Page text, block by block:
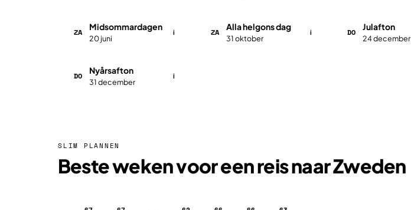
ZA
Midsommardagen
20 juni
i ZA
Alla helgons dag
31 oktober
i DO
Julafton
24 december
DO
Nyårsafton
31 december
i
SLIM PLANNEN
Beste weken voor een reis naar Zweden